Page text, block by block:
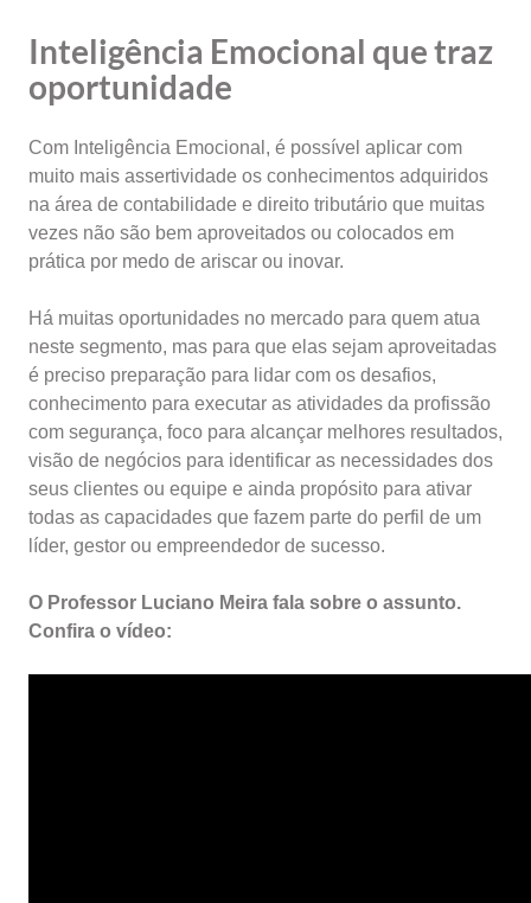
Inteligência Emocional que traz
oportunidade
Com Inteligência Emocional, é possível aplicar com
muito mais assertividade os conhecimentos adquiridos
na área de contabilidade e direito tributário que muitas
vezes não são bem aproveitados ou colocados em
prática por medo de ariscar ou inovar.
Há muitas oportunidades no mercado para quem atua
neste segmento, mas para que elas sejam aproveitadas
é preciso preparação para lidar com os desafios,
conhecimento para executar as atividades da profissão
com segurança, foco para alcançar melhores resultados,
visão de negócios para identificar as necessidades dos
seus clientes ou equipe e ainda propósito para ativar
todas as capacidades que fazem parte do perfil de um
líder, gestor ou empreendedor de sucesso.
O Professor Luciano Meira fala sobre o assunto.
Confira o vídeo: